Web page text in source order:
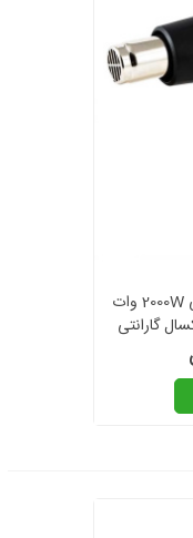
سشوار صنعتی دیمردار دیجیتالی 2000W وات